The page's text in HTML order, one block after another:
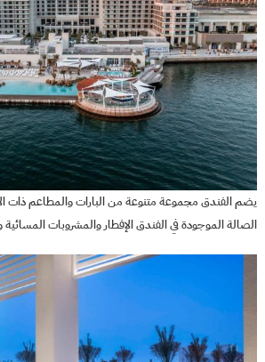
يضم الفندق مجموعة متنوعة من البارات والمطاعم ذات
الصالة الموجودة في الفندق الإفطار والمشروبات المسائية